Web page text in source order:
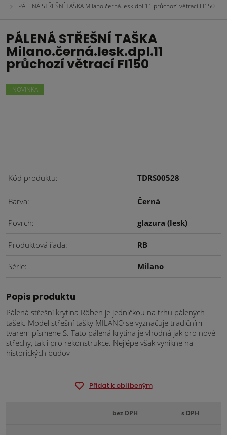
PÁLENÁ STŘEŠNÍ TAŠKA Milano.černá.lesk.dpl.11 průchozí větrací FI150
PÁLENÁ STŘEŠNÍ TAŠKA
Milano.černá.lesk.dpl.11
průchozí větrací FI150
NOVINKA
Kód produktu TDRS00528
Barva Černá
Povrch glazura (lesk)
Produktová řada RB
Série Milano
Popis produktu
Pálená střešní krytina Röben je jedničkou na trhu pálených
tašek. Model střešní tašky MILANO se vyznačuje tradičním
tvarem písmene S. Tato pálená krytina je vhodná jak pro nové
střechy, tak i pro rekonstrukce. Nejlépe však vynikne na
historických budov
Přidat k oblíbeným
bez DPH s DPH